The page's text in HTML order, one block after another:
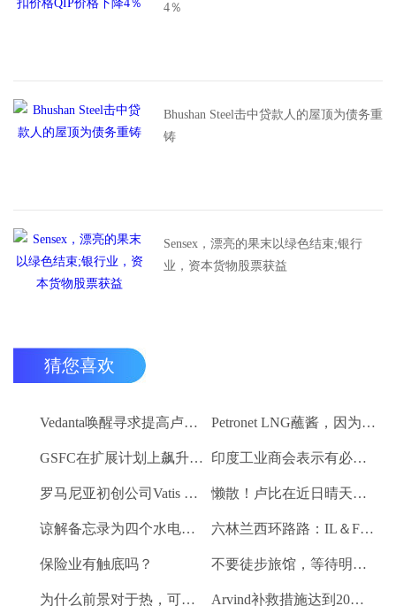
4％
Bhushan Steel击中贷款人的屋顶为债务重
铸
Sensex，漂亮的果末以绿色结束;银行
业，资本货物股票获益
猜您喜欢
Vedanta唤醒寻求提高卢比。25-30亿卢比 Petronet LNG蘸酱，因为RBI禁令新鲜FII购买
GSFC在扩展计划上飙升2％ 印度工业商会表示有必要进一步推动家庭消费和私人投资
罗马尼亚初创公司Vatis Tech为其人工智能在线语音识别平台筹集了20万欧元 懒散！卢比在近日晴天结束
谅解备忘录为四个水电项目的发展，总容量为293兆瓦 六林兰西环路路：IL＆FS运输汇编2％
保险业有触底吗？ 不要徒步旅馆，等待明确的工资和价格通胀迹象，IMF告诉喂养
为什么前景对于热，可再生和石油和天然气项目稳定？ Arvind补救措施达到20％的上路